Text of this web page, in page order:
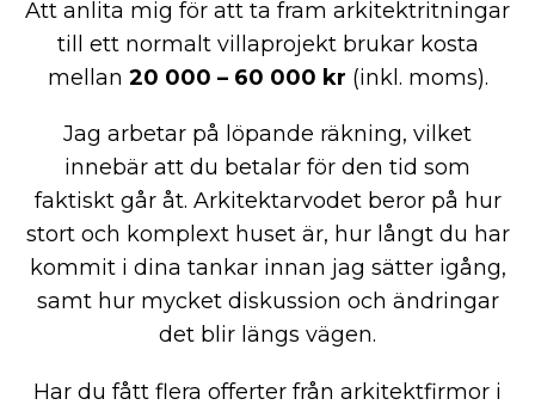
Att anlita mig för att ta fram arkitektritningar
till ett normalt villaprojekt brukar kosta
mellan 20 000 – 60 000 kr (inkl. moms).
Jag arbetar på löpande räkning, vilket
innebär att du betalar för den tid som
faktiskt går åt. Arkitektarvodet beror på hur
stort och komplext huset är, hur långt du har
kommit i dina tankar innan jag sätter igång,
samt hur mycket diskussion och ändringar
det blir längs vägen.
Har du fått flera offerter från arkitektfirmor i